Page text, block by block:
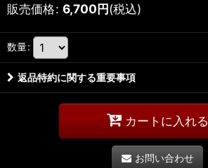
販売価格: 6,700円(税込)
数量:
返品特約に関する重要事項
カートに入れる
お問い合わせ